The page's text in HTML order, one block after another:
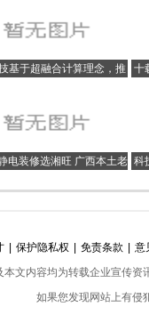
基于超融合计算理念，推
十
电装修选湘旺 广西本土老 科
保护隐私权 免责条款
意
文内容均为转载企业宣传
如果您发现网站上有侵